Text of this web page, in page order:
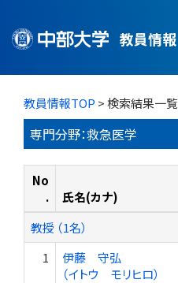
教員情報
教員情報TOP > 検索結果一覧
専門分野：救急医学
No
.
氏名(カナ)
教授 （1名）
1
伊藤 守弘
（イトウ モリヒロ）